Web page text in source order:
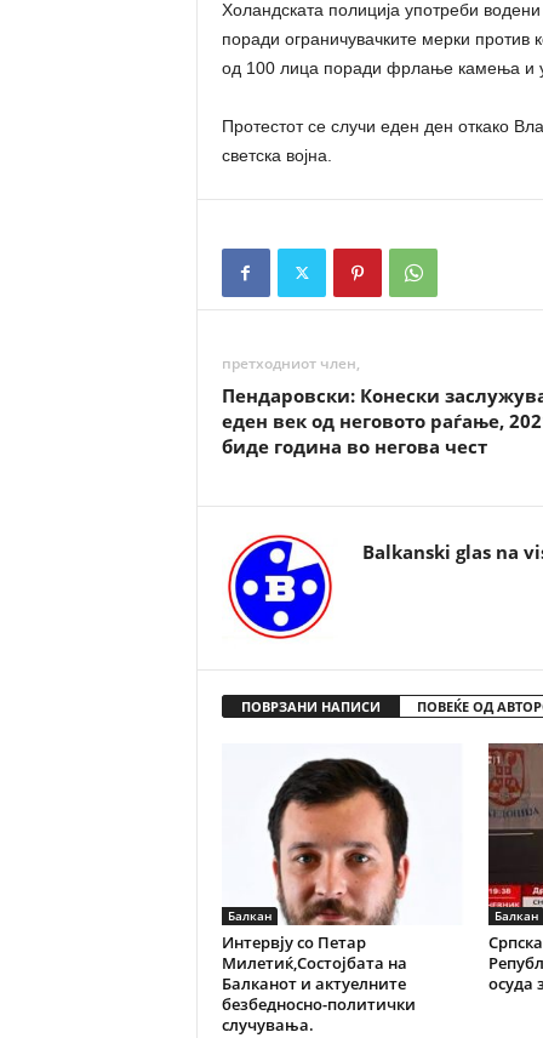
Холандската полиција употреби
поради ограничувачките мерки
од 100 лица поради фрлање камења и
Протестот се случи еден ден откако
светска војна.
претходниот член,
Пендаровски: Конески
еден век од неговото раѓање,
биде година во негова чест
Balkanski glas na
ПОВРЗАНИ НАПИСИ ПОВЕЌЕ ОД
Балкан
Интервју со Петар
Милетиќ,Состојбата на
Балканот и актуелните
безбедносно-политички
случувања.
Балкан
осуда